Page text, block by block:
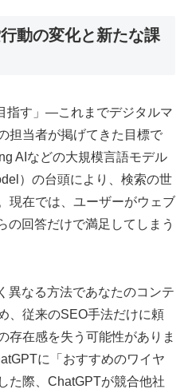
動の変化と新たな課
指す」—これまでデジタルマ
担当者が掲げてきた目標で
AIなどの大規模言語モデル
）の台頭により、検索の世
現在では、ユーザーがウェブ
の回答だけで満足してしまう
異なる方法であなたのコンテ
、従来のSEO手法だけに頼
存在感を失う可能性がありま
に「おすすめのワイヤ
た際、ChatGPTが競合他社